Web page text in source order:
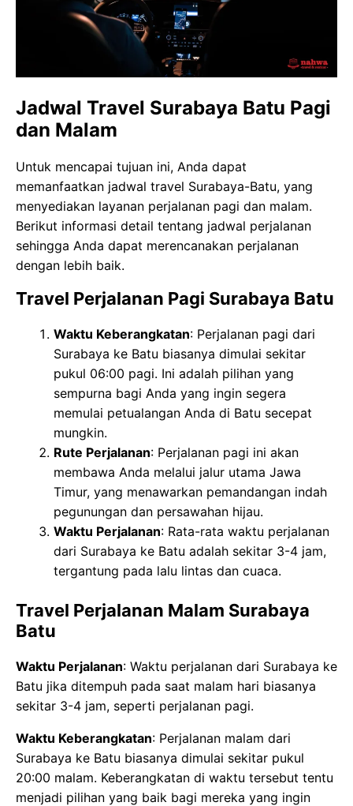
Jadwal Travel Surabaya Batu Pagi
dan Malam
Untuk mencapai tujuan ini, Anda dapat
memanfaatkan jadwal travel Surabaya-Batu, yang
menyediakan layanan perjalanan pagi dan malam.
Berikut informasi detail tentang jadwal perjalanan
sehingga Anda dapat merencanakan perjalanan
dengan lebih baik.
Travel Perjalanan Pagi Surabaya Batu
Waktu Keberangkatan: Perjalanan pagi dari
Surabaya ke Batu biasanya dimulai sekitar
pukul 06:00 pagi. Ini adalah pilihan yang
sempurna bagi Anda yang ingin segera
memulai petualangan Anda di Batu secepat
mungkin.
Rute Perjalanan: Perjalanan pagi ini akan
membawa Anda melalui jalur utama Jawa
Timur, yang menawarkan pemandangan indah
pegunungan dan persawahan hijau.
Waktu Perjalanan: Rata-rata waktu perjalanan
dari Surabaya ke Batu adalah sekitar 3-4 jam,
tergantung pada lalu lintas dan cuaca.
Travel Perjalanan Malam Surabaya
Batu
Waktu Perjalanan: Waktu perjalanan dari Surabaya ke
Batu jika ditempuh pada saat malam hari biasanya
sekitar 3-4 jam, seperti perjalanan pagi.
Waktu Keberangkatan: Perjalanan malam dari
Surabaya ke Batu biasanya dimulai sekitar pukul
20:00 malam. Keberangkatan di waktu tersebut tentu
menjadi pilihan yang baik bagi mereka yang ingin